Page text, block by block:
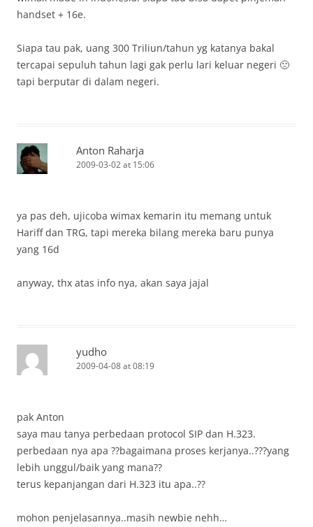
handset + 16e.
Siapa tau pak, uang 300 Triliun/tahun yg katanya bakal
tercapai sepuluh tahun lagi gak perlu lari keluar negeri 🙁
tapi berputar di dalam negeri.
Anton Raharja
2009-03-02 at 15:06
ya pas deh, ujicoba wimax kemarin itu memang untuk
Hariff dan TRG, tapi mereka bilang mereka baru punya
yang 16d
anyway, thx atas info nya, akan saya jajal
yudho
2009-04-08 at 08:19
pak Anton
saya mau tanya perbedaan protocol SIP dan H.323.
perbedaan nya apa ??bagaimana proses kerjanya..???yang
lebih unggul/baik yang mana??
terus kepanjangan dari H.323 itu apa..??
mohon penjelasannya..masih newbie nehh…